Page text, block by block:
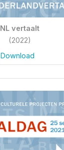
NL vertaalt
(2022)
Download